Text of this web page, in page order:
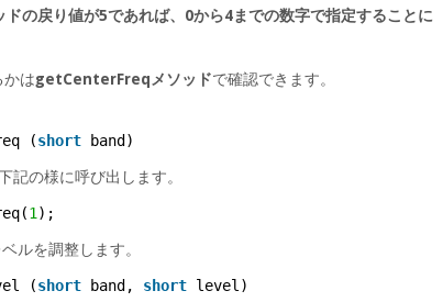
の戻り値が5であれば、0から4までの数字で指定することに
かはgetCenterFreqメソッドで確認できます。
(short band)
記の様に呼び出します。
1 );
ルを調整します。
(short band, short level)